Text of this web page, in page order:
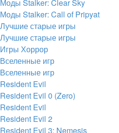
Моды Stalker: Clear Sky
Моды Stalker: Call of Pripyat
Лучшие старые игры
Лучшие старые игры
Игры Хоррор
Вселенные игр
Вселенные игр
Resident Evil
Resident Evil 0 (Zero)
Resident Evil
Resident Evil 2
Resident Evil 3: Nemesis